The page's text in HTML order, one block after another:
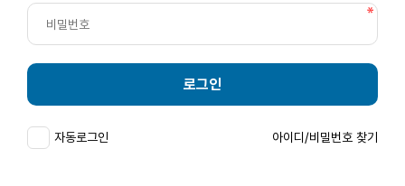
로그인
자동로그인 아이디/비밀번호 찾기